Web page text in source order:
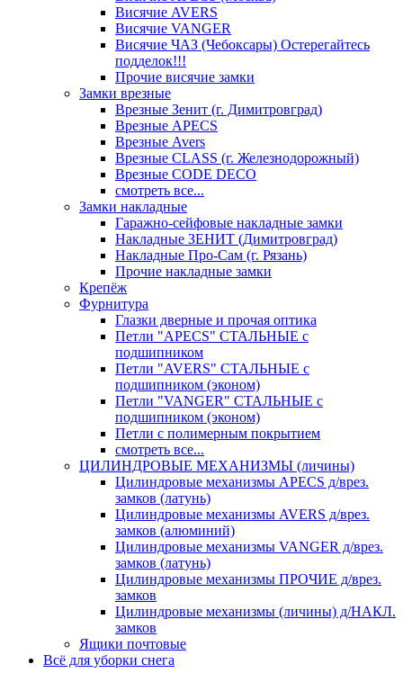
Висячие AVERS
Висячие VANGER
Висячие ЧАЗ (Чебоксары) Остерегайтесь
подделок!!!
Прочие висячие замки
Замки врезные
Врезные Зенит (г. Димитровград)
Врезные APECS
Врезные Avers
Врезные CLASS (г. Железнодорожный)
Врезные CODE DECO
смотреть все...
Замки накладные
Гаражно-сейфовые накладные замки
Накладные ЗЕНИТ (Димитровград)
Накладные Про-Сам (г. Рязань)
Прочие накладные замки
Крепёж
Фурнитура
Глазки дверные и прочая оптика
Петли "APECS" СТАЛЬНЫЕ с
подшипником
Петли "AVERS" СТАЛЬНЫЕ с
подшипником (эконом)
Петли "VANGER" СТАЛЬНЫЕ с
подшипником (эконом)
Петли с полимерным покрытием
смотреть все...
ЦИЛИНДРОВЫЕ МЕХАНИЗМЫ (личины)
Цилиндровые механизмы APECS д/врез.
замков (латунь)
Цилиндровые механизмы AVERS д/врез.
замков (алюминий)
Цилиндровые механизмы VANGER д/врез.
замков (латунь)
Цилиндровые механизмы ПРОЧИЕ д/врез.
замков
Цилиндровые механизмы (личины) д/НАКЛ.
замков
Ящики почтовые
Всё для уборки снега